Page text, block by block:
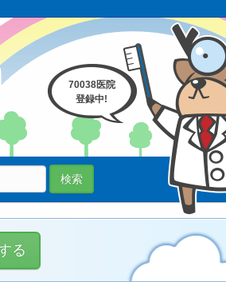
70038医院
登録中!
検索
る